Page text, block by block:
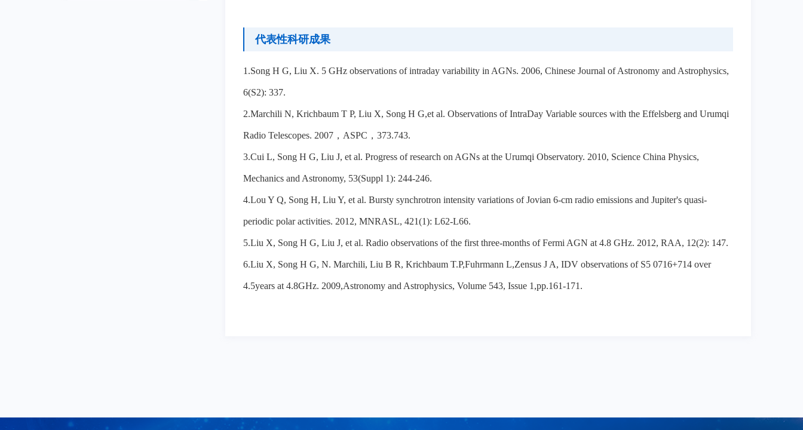
代表性科研成果
1.Song H G, Liu X. 5 GHz observations of intraday variability in AGNs. 2006, Chinese Journal of Astronomy and Astrophysics,
6(S2): 337.
2.Marchili N, Krichbaum T P, Liu X, Song H G,et al. Observations of IntraDay Variable sources with the Effelsberg and Urumqi
Radio Telescopes. 2007，ASPC，373.743.
3.Cui L, Song H G, Liu J, et al. Progress of research on AGNs at the Urumqi Observatory. 2010, Science China Physics,
Mechanics and Astronomy, 53(Suppl 1): 244-246.
4.Lou Y Q, Song H, Liu Y, et al. Bursty synchrotron intensity variations of Jovian 6-cm radio emissions and Jupiter's quasi-
periodic polar activities. 2012, MNRASL, 421(1): L62-L66.
5.Liu X, Song H G, Liu J, et al. Radio observations of the first three-months of Fermi AGN at 4.8 GHz. 2012, RAA, 12(2): 147.
6.Liu X, Song H G, N. Marchili, Liu B R, Krichbaum T.P,Fuhrmann L,Zensus J A, IDV observations of S5 0716+714 over
4.5years at 4.8GHz. 2009,Astronomy and Astrophysics, Volume 543, Issue 1,pp.161-171.